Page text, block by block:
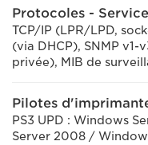
Protocoles -
TCP/IP (LPR/LPD,
(via DHCP), SNMP
privée), MIB de
Pilotes
PS3 UPD : Windows
Server 2008 /